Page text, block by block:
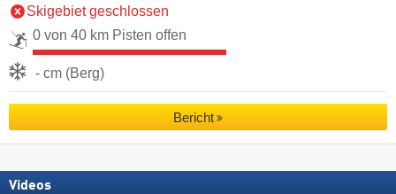
Skigebiet geschlossen
0 von 40 km Pisten offen
- cm (Berg)
Bericht
Videos